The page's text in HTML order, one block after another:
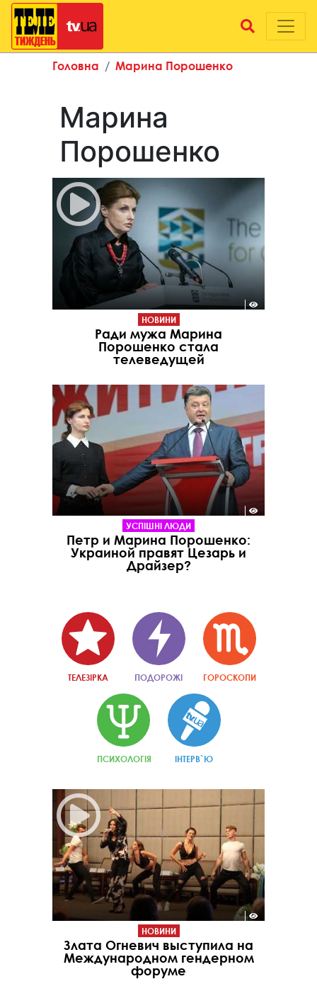
Головна Марина Порошенко
Марина
Порошенко
НОВИНИ
Ради мужа Марина
Порошенко стала
телеведущей
УСПІШНІ ЛЮДИ
Петр и Марина Порошенко:
Украиной правят Цезарь и
Драйзер?
ТЕЛЕЗІРКА ПОДОРОЖІ ГОРОСКОПИ
ПСИХОЛОГІЯ ІНТЕРВ`Ю
НОВИНИ
Злата Огневич выступила на
Международном гендерном
форуме